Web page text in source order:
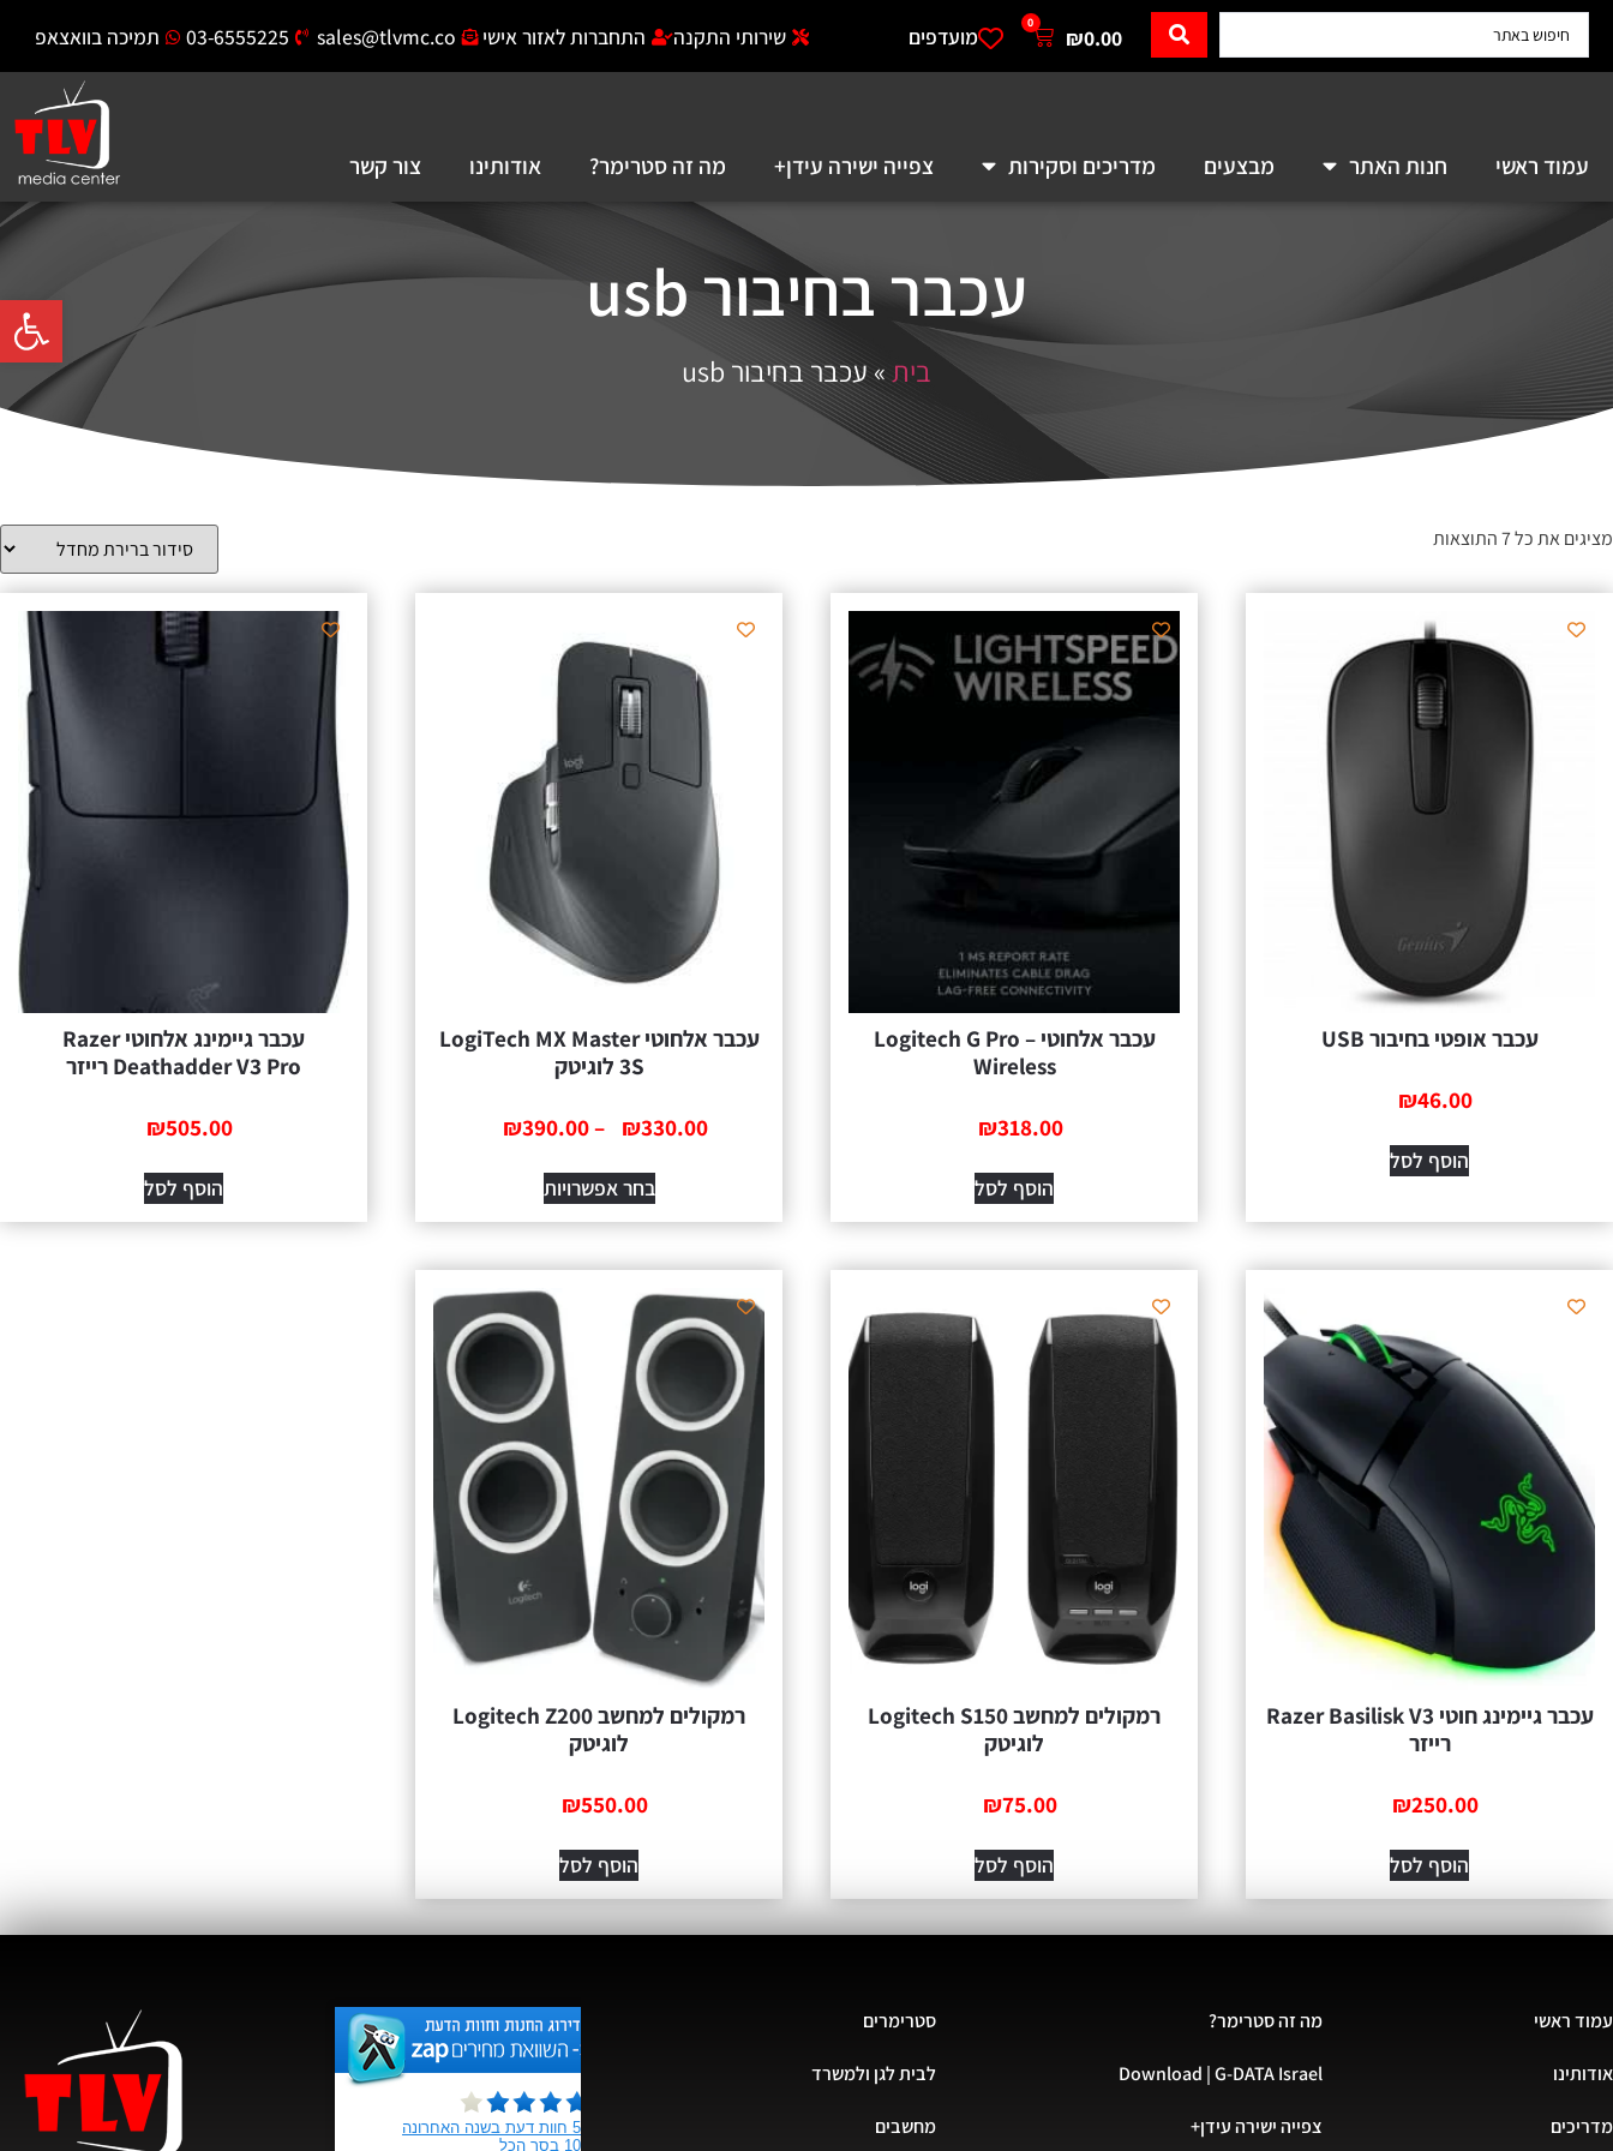
פתח
₪0.00
0
מועדפים שירותי התקנה התחברות לאזור אישי sales@tlvmc.co
03-6555225 תמיכה בוואצאפ
עמוד ראשי חנות האתר מבצעים מדריכים וסקירות צפייה ישירה עידן+ מה זה סטרימר? אודותינו צור קשר
עכבר בחיבור usb
בית»עכבר בחיבור usb
מציגים את כל ⁦7⁩ התוצאות
עכבר אופטי בחיבור USB
₪46.00
הוסף לסל
עכבר אלחוטי – Logitech G Pro
Wireless
₪318.00
הוסף לסל
‏עכבר ‏אלחוטי LogiTech MX Master
3S לוגיטק
₪330.00
–
₪390.00
בחר אפשרויות
‏עכבר גיימינג ‏אלחוטי Razer
Deathadder V3 Pro רייזר
₪505.00
הוסף לסל
‏עכבר גיימינג ‏חוטי Razer Basilisk V3
רייזר
₪250.00
הוסף לסל
רמקולים למחשב Logitech S150
לוגיטק
₪75.00
הוסף לסל
רמקולים למחשב Logitech Z200
לוגיטק
₪550.00
הוסף לסל
עמוד ראשי
אודותינו
מדריכים
מה זה סטרימר?
Download | G-DATA Israel
צפייה ישירה עידן+
סטרימרים
לבית לגן ולמשרד
מחשבים